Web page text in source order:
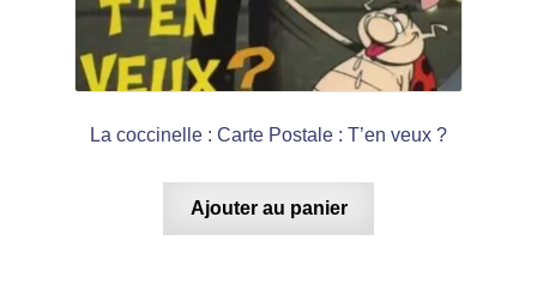
La coccinelle : Carte Postale : T’en veux ?
Ajouter au panier